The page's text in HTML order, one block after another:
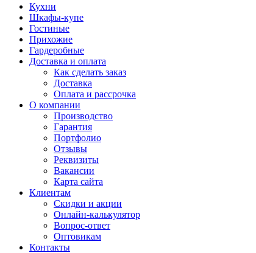
Кухни
Шкафы-купе
Гостиные
Прихожие
Гардеробные
Доставка и оплата
Как сделать заказ
Доставка
Оплата и рассрочка
О компании
Производство
Гарантия
Портфолио
Отзывы
Реквизиты
Вакансии
Карта сайта
Клиентам
Скидки и акции
Онлайн-калькулятор
Вопрос-ответ
Оптовикам
Контакты